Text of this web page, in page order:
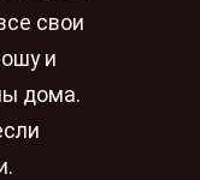
свои
и
дома.